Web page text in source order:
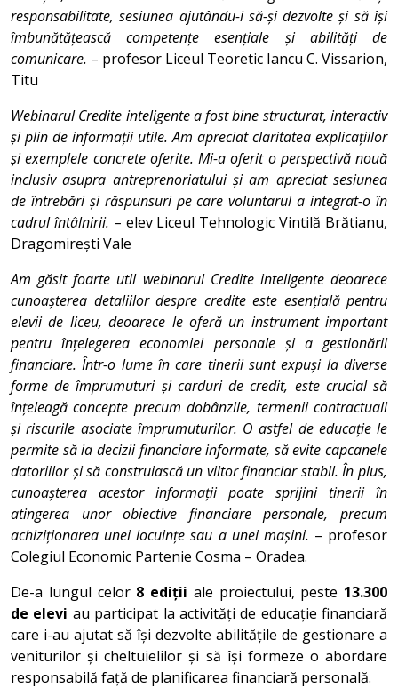
responsabilitate, sesiunea ajutându-i să-și dezvolte și să își
îmbunătățească competențe esențiale și abilități de
comunicare. – profesor Liceul Teoretic Iancu C. Vissarion,
Titu
Webinarul Credite inteligente a fost bine structurat, interactiv
și plin de informații utile. Am apreciat claritatea explicațiilor
și exemplele concrete oferite. Mi-a oferit o perspectivă nouă
inclusiv asupra antreprenoriatului și am apreciat sesiunea
de întrebări și răspunsuri pe care voluntarul a integrat-o în
cadrul întâlnirii. – elev Liceul Tehnologic Vintilă Brătianu,
Dragomirești Vale
Am găsit foarte util webinarul Credite inteligente deoarece
cunoașterea detaliilor despre credite este esențială pentru
elevii de liceu, deoarece le oferă un instrument important
pentru înțelegerea economiei personale și a gestionării
financiare. Într-o lume în care tinerii sunt expuși la diverse
forme de împrumuturi și carduri de credit, este crucial să
înțeleagă concepte precum dobânzile, termenii contractuali
și riscurile asociate împrumuturilor. O astfel de educație le
permite să ia decizii financiare informate, să evite capcanele
datoriilor și să construiască un viitor financiar stabil. În plus,
cunoașterea acestor informații poate sprijini tinerii în
atingerea unor obiective financiare personale, precum
achiziționarea unei locuințe sau a unei mașini. – profesor
Colegiul Economic Partenie Cosma – Oradea.
De-a lungul celor 8 ediții ale proiectului, peste 13.300
de elevi au participat la activități de educație financiară
care i-au ajutat să își dezvolte abilitățile de gestionare a
veniturilor și cheltuielilor și să își formeze o abordare
responsabilă față de planificarea financiară personală.